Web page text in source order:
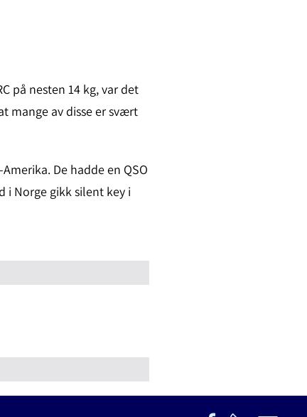
på nesten 14 kg, var det
mange av disse er svært
De hadde en QSO
i Norge gikk silent key i